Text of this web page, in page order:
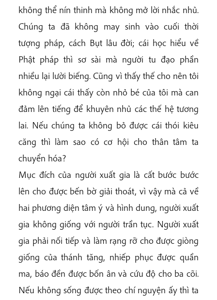
không thể nín thinh mà không mở lời nhắc nhủ.
Chúng ta đã không may sinh vào cuối thời
tượng pháp, cách Bụt lâu đời; cái học hiểu về
Phật pháp thì sơ sài mà người tu đạo phần
nhiều lại lười biếng. Cũng vì thấy thế cho nên tôi
không ngại cái thấy còn nhỏ bé của tôi mà can
đảm lên tiếng để khuyên nhủ các thế hệ tương
lai. Nếu chúng ta không bỏ được cái thói kiêu
căng thì làm sao có cơ hội cho thân tâm ta
chuyển hóa?
Mục đích của người xuất gia là cất bước bước
lên cho được bến bờ giải thoát, vì vậy mà cả về
hai phương diện tâm ý và hình dung, người xuất
gia không giống với người trần tục. Người xuất
gia phải nối tiếp và làm rạng rỡ cho được giòng
giống của thánh tăng, nhiếp phục được quần
ma, báo đền được bốn ân và cứu độ cho ba cõi.
Nếu không sống được theo chí nguyện ấy thì ta